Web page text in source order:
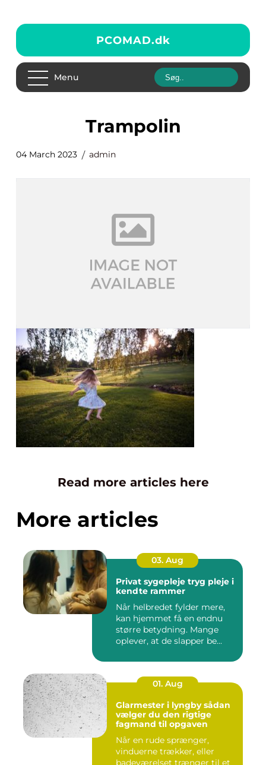
PCOMAD.dk
Menu
trampolin
04 March 2023 admin
Read more articles here
More articles
03. Aug
Privat sygepleje tryg pleje i
kendte rammer
Når helbredet fylder mere,
kan hjemmet få en endnu
større betydning. Mange
oplever, at de slapper be...
01. Aug
Glarmester i lyngby sådan
vælger du den rigtige
fagmand til opgaven
Når en rude sprænger,
vinduerne trækker, eller
badeværelset trænger til et